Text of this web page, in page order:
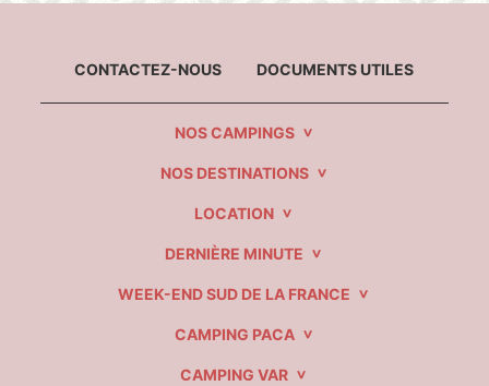
CONTACTEZ-NOUS DOCUMENTS UTILES
NOS CAMPINGS
NOS DESTINATIONS
LOCATION
DERNIÈRE MINUTE
WEEK-END SUD DE LA FRANCE
CAMPING PACA
CAMPING VAR